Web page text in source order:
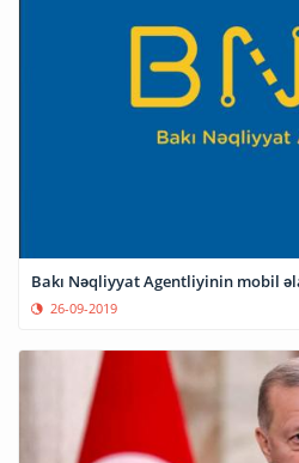
Bakı Nəqliyyat Agentliyinin mobil
26-09-2019